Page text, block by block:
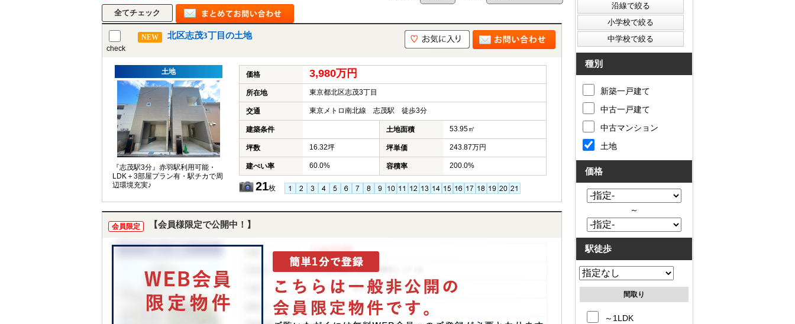
check
NEW 北区志茂3丁目の土地
土地
『志茂駅3分』赤羽駅利用可能・
LDK＋3部屋プラン有・駅チカで周
辺環境充実♪
価格 3,980万円
所在地 東京都北区志茂3丁目
交通 東京メトロ南北線 志茂駅 徒歩3分
建築条件 土地面積 53.95㎡
坪数 16.32坪 坪単価 243.87万円
建ぺい率 60.0% 容積率 200.0%
21枚
会員限定 【会員様限定で公開中！】
種別
新築一戸建て
中古一戸建て
中古マンション
土地
価格
～
駅徒歩
間取り
～1LDK